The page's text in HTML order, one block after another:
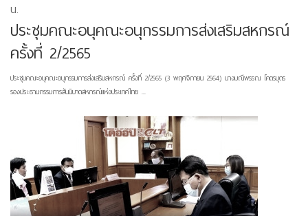
น.
ประชุมคณะอนุคณะอนุกรรมการส่งเสริมสหกรณ์
ครั้งที่ 2/2565
ประชุมคณะอนุคณะอนุกรรมการส่งเสริมสหกรณ์ ครั้งที่ 2/2565 (3 พฤศจิกายน 2564) นางมณีพรรณ โคตรบุตร
รองประธานกรรมการสันนิบาตสหกรณ์แห่งประเทศไทย ...